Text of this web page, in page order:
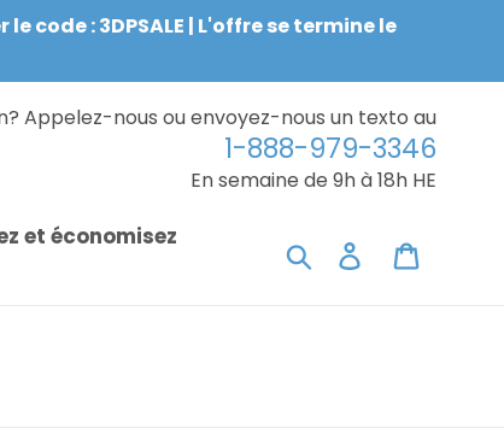
code : 3DPSALE | L'offre se termine le
Appelez-nous ou envoyez-nous un texto au
1-888-979-3346
En semaine de 9h à 18h HE
et économisez
ChercherConnexion